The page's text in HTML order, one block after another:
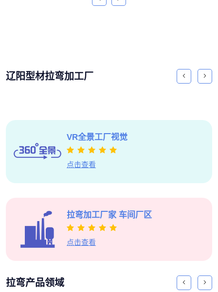
辽阳型材拉弯加工厂
VR全景工厂视觉
点击查看
拉弯加工厂家 车间厂区
点击查看
拉弯产品领域